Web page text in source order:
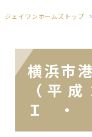
ジェイワンホームズトップ
横浜市
（平
Ｉ ・